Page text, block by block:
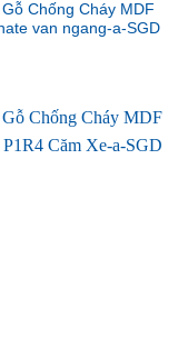
Chống Cháy MDF
van ngang-a-SGD